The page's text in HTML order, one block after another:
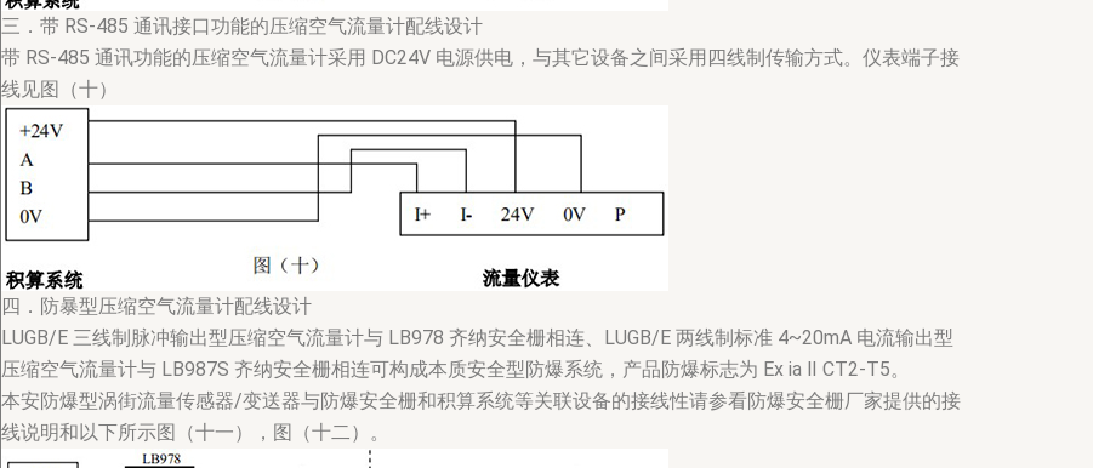
三．带 RS-485 通讯接口功能的压缩空气流量计配线设计
带 RS-485 通讯功能的压缩空气流量计采用 DC24V 电源供电，与其它设备之间采用四线制传输方式。仪表端子接
线见图（十）
四．防暴型压缩空气流量计配线设计
LUGB/E 三线制脉冲输出型压缩空气流量计与 LB978 齐纳安全栅相连、LUGB/E 两线制标准 4~20mA 电流输出型
压缩空气流量计与 LB987S 齐纳安全栅相连可构成本质安全型防爆系统，产品防爆标志为 Ex ia Ⅱ CT2-T5。
本安防爆型涡街流量传感器/变送器与防爆安全栅和积算系统等关联设备的接线性请参看防爆安全栅厂家提供的接
线说明和以下所示图（十一），图（十二）。